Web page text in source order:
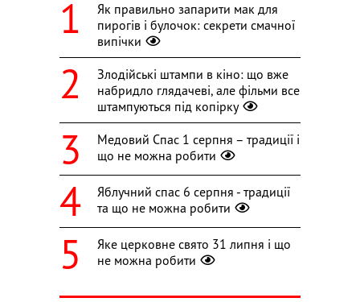
Як правильно запарити мак для
пирогів і булочок: секрети смачної
випічки
Злодійські штампи в кіно: що вже
набридло глядачеві, але фільми все
штампуються під копірку
Медовий Спас 1 серпня – традиції і
що не можна робити
Яблучний спас 6 серпня - традиції
та що не можна робити
Яке церковне свято 31 липня і що
не можна робити